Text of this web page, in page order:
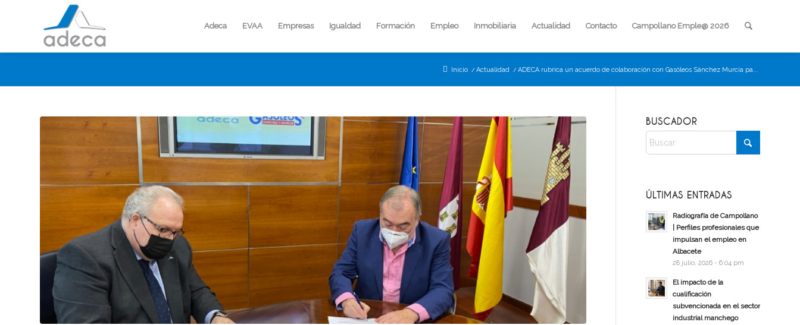
Adeca EVAA Empresas Igualdad Formación Empleo Inmobiliaria Actualidad Contacto Campollano Emple@ 2026
Inicio / Actualidad / ADECA rubrica un acuerdo de colaboración con Gasóleos Sánchez Murcia pa...
BUSCADOR
ÚLTIMAS ENTRADAS
Radiografía de Campollano
| Perfiles profesionales que
impulsan el empleo en
Albacete
28 julio, 2026 - 6:04 pm
El impacto de la
cualificación
subvencionada en el sector
industrial manchego